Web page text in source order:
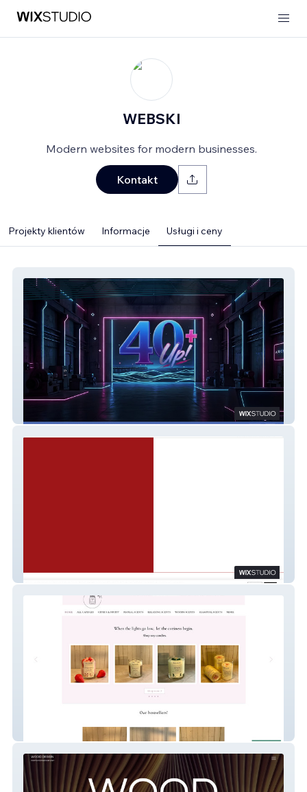
WEBSKI
Modern websites for modern businesses.
Kontakt
Projekty klientów Informacje Usługi i ceny
Fashion Shower Day💠
POLSKIE W SZWECJI